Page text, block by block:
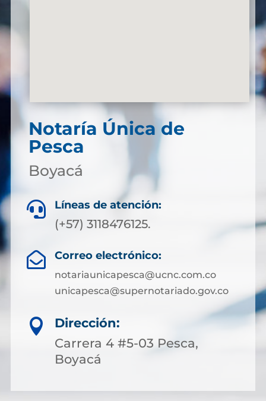
Notaría Única de
Pesca
Boyacá
 Líneas de atención:
(+57) 3118476125.
 Correo electrónico:
notariaunicapesca@ucnc.com.co
unicapesca@supernotariado.gov.co

Dirección:
Carrera 4 #5-03 Pesca,
Boyacá